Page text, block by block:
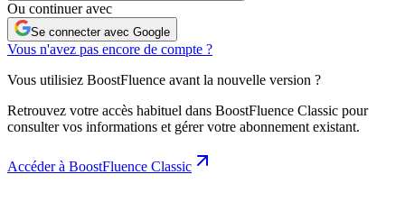
Ou continuer avec
Se connecter avec Google
Vous n'avez pas encore de compte ?
Vous utilisiez BoostFluence avant la nouvelle version ?
Retrouvez votre accès habituel dans BoostFluence Classic pour
consulter vos informations et gérer votre abonnement existant.
Accéder à BoostFluence Classic